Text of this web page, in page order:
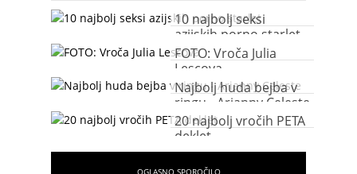
10 najbolj seksi
azijskih porno starlet
FOTO: Vroča Julia
Lescova
Najbolj huda bejba v
ringu - Arianny Celeste
20 najbolj vročih PETA
deklet